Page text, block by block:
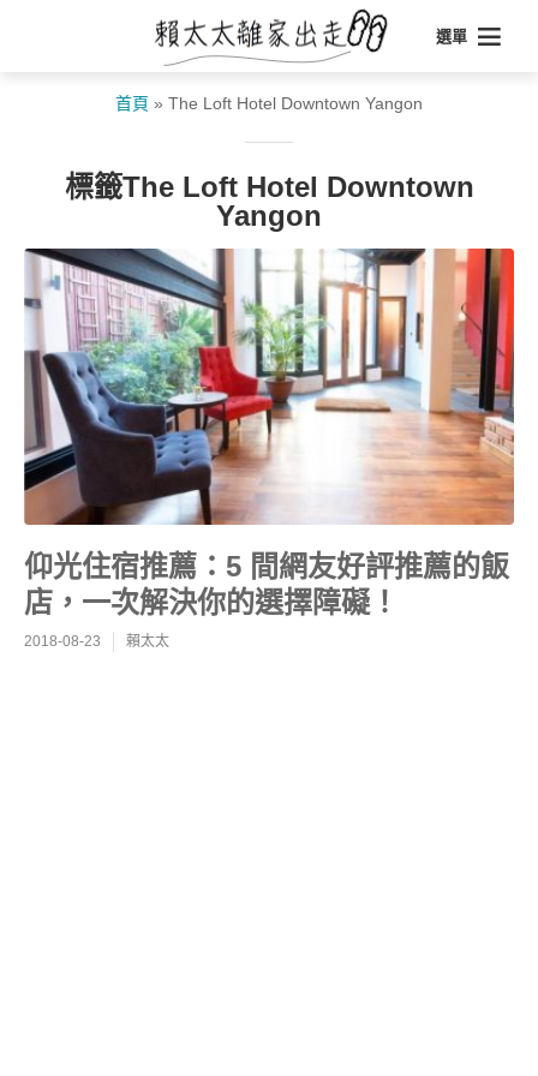
選單
首頁 » The Loft Hotel Downtown Yangon
標籤The Loft Hotel Downtown
Yangon
仰光住宿推薦：5 間網友好評推薦的飯
店，一次解決你的選擇障礙！
2018-08-23 賴太太